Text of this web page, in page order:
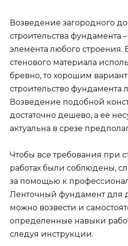
Возведение загородного
строительства фундамента
элемента любого строения.
стенового материала
бревно, то хорошим
строительство фундамента
Возведение подобной
достаточно дешево, а её
актуальна в срезе
Чтобы все требования при
работах были соблюдены,
за помощью к
Ленточный фундамент для
можно возвести и
определенные навыки
следуя инструкции.